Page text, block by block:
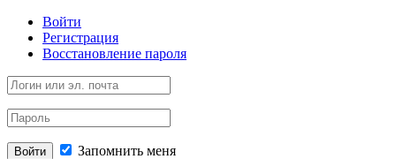
Войти
Регистрация
Восстановление пароля
Войти Запомнить меня